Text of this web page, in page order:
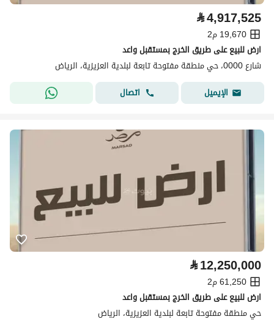
⃁4,917,525
19,670 م2
ارض للبيع على طريق الخرج بمستقبل واعد
شارع 0000، حي منطقة مفتوحة تابعة لبلدية العزيزية، الرياض
الإيميل
اتصال
⃁12,250,000
61,250 م2
ارض للبيع على طريق الخرج بمستقبل واعد
حي منطقة مفتوحة تابعة لبلدية العزيزية، الرياض